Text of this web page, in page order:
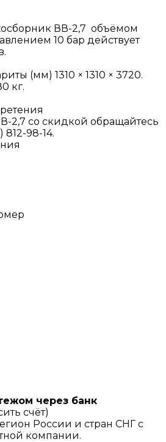
ВВ-2,7 объёмом
10 бар действует
(мм) 1310 × 1310 × 3720.
кг.
2,7 со скидкой обращайтесь
812-98-14.
через банк
счёт)
России и стран СНГ с
компании.